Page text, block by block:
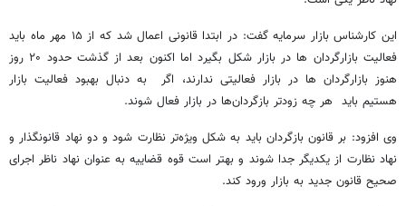
این کارشناس بازار سرمایه گفت: در ابتدا قانونی اعمال شد که از ۱۵ مهر ماه باید
فعالیت بازارگردان ها در بازار شکل بگیرد اما اکنون بعد از گذشت حدود ۲۰ روز
هنوز بازارگردان ها در بازار فعالیتی ندارند، اگر به دنبال بهبود فعالیت بازار
هستیم باید هر چه زودتر بازگردان‌ها در بازار فعال شوند.
وی افزود: بر قانون بازگردان باید به شکل ویژه‌تر نظارت شود و دو نهاد قانونگذار و
نهاد نظارت از یکدیگر جدا شوند و بهتر است قوه قضاییه به عنوان نهاد ناظر اجرای
صحیح قانون جدید به بازار ورود کند.